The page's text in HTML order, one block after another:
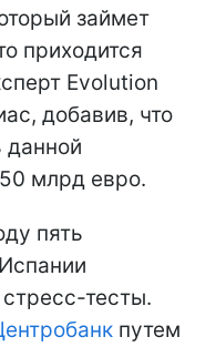
займет
приходится
Evolution
добавив, что
данной
млрд евро.
пять
тесты.
путем